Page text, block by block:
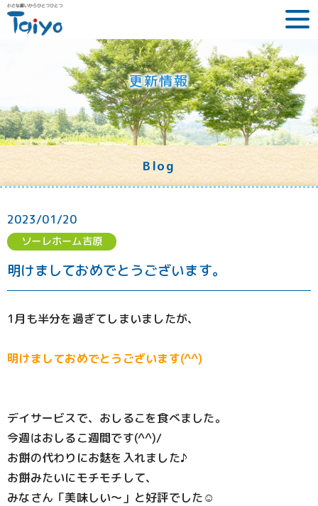
更新情報
Blog
2023/01/20
ソーレホーム吉原
明けましておめでとうございます。
1月も半分を過ぎてしまいましたが、
明けましておめでとうございます(^^)
デイサービスで、おしるこを食べました。
今週はおしるこ週間です(^^)/
お餅の代わりにお麩を入れました♪
お餅みたいにモチモチして、
みなさん「美味しい～」と好評でした☺